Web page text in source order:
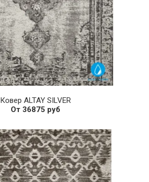
Ковер ALTAY SILVER
От 36875 руб